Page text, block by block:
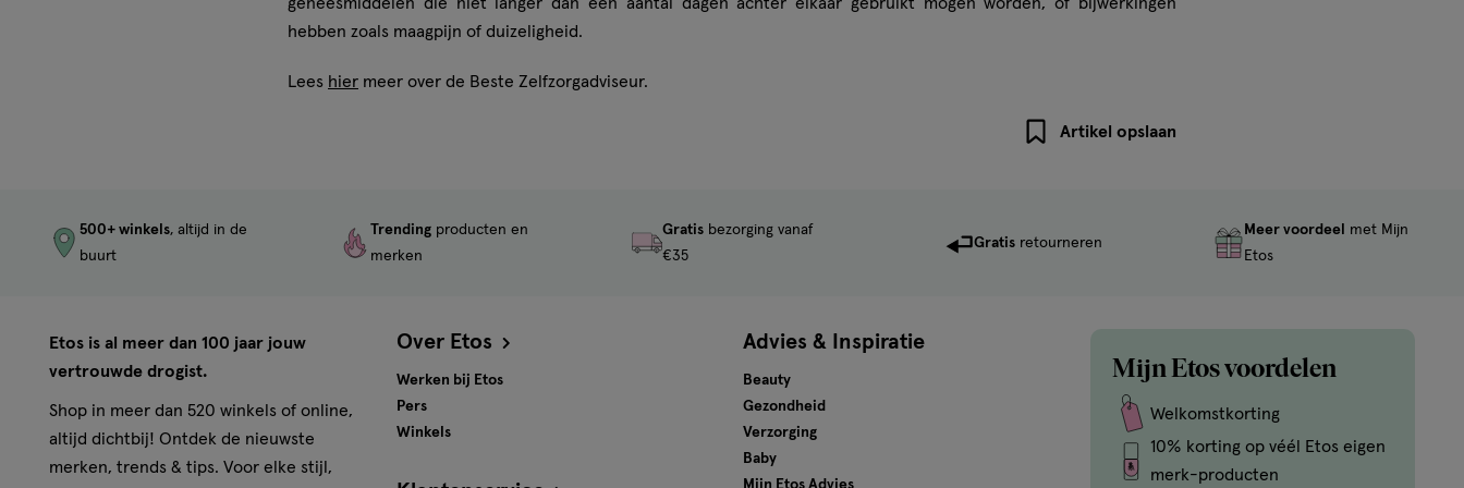
geneesmiddelen die niet langer dan een aantal dagen achter elkaar gebruikt mogen worden, of bijwerkingen
hebben zoals maagpijn of duizeligheid.
Lees hier meer over de Beste Zelfzorgadviseur.
Artikel opslaan
500+ winkels, altijd in de
buurt
Trending producten en
merken
Gratisbezorging vanaf
€35
Gratis retourneren
Meer voordeel
met Mijn
Etos
Etos is al meer dan 100 jaar jouw
vertrouwde drogist.
Shop in meer dan 520 winkels of online,
altijd dichtbij! Ontdek de nieuwste
merken, trends & tips. Voor elke stijl,
Over Etos
Werken bij Etos
Pers
Winkels
Advies & Inspiratie
Beauty
Gezondheid
Verzorging
Baby
Mijn Etos voordelen
Welkomstkorting
10% korting op véél Etos eigen
merk-producten